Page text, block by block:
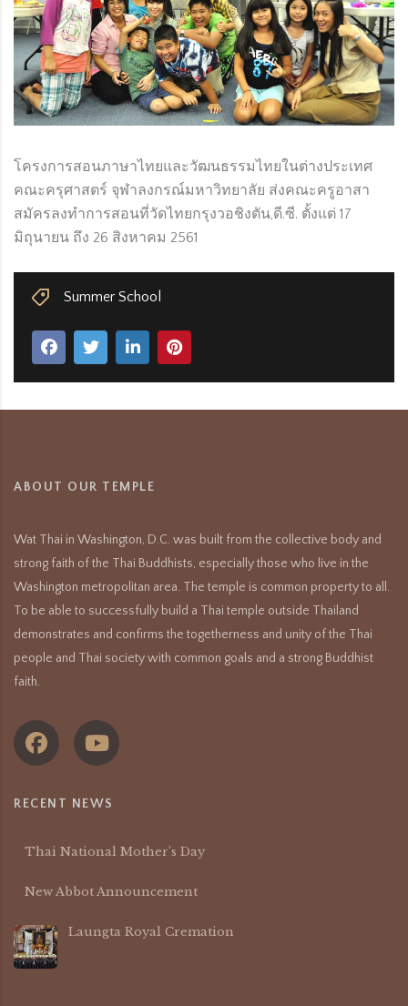
โครงการสอนภาษาไทยและวัฒนธรรมไทยในต่างประเทศ
คณะครุศาสตร์ จุฬาลงกรณ์มหาวิทยาลัย ส่งคณะครูอาสา
สมัครลงทำการสอนที่วัดไทยกรุงวอชิงตัน,ดี.ซี. ตั้งแต่ 17
มิถุนายน ถึง 26 สิงหาคม 2561
Summer School
ABOUT OUR TEMPLE
Wat Thai in Washington, D.C. was built from the collective body and
strong faith of the Thai Buddhists, especially those who live in the
Washington metropolitan area. The temple is common property to all.
To be able to successfully build a Thai temple outside Thailand
demonstrates and confirms the togetherness and unity of the Thai
people and Thai society with common goals and a strong Buddhist
faith.
RECENT NEWS
Thai National Mother’s Day
New Abbot Announcement
Laungta Royal Cremation